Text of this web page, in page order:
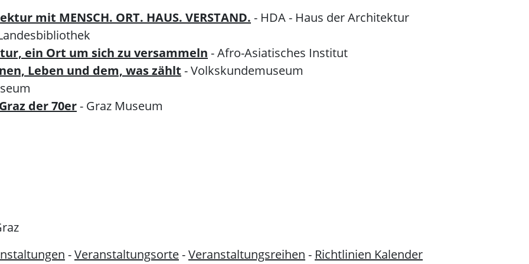
mit MENSCH. ORT. HAUS. VERSTAND. - HDA - Haus der Architektur
ein Ort um sich zu versammeln - Afro-Asiatisches Institut
Leben und dem, was zählt - Volkskundemuseum
der 70er- Graz Museum
-Veranstaltungsorte-Veranstaltungsreihen - Richtlinien Kalender